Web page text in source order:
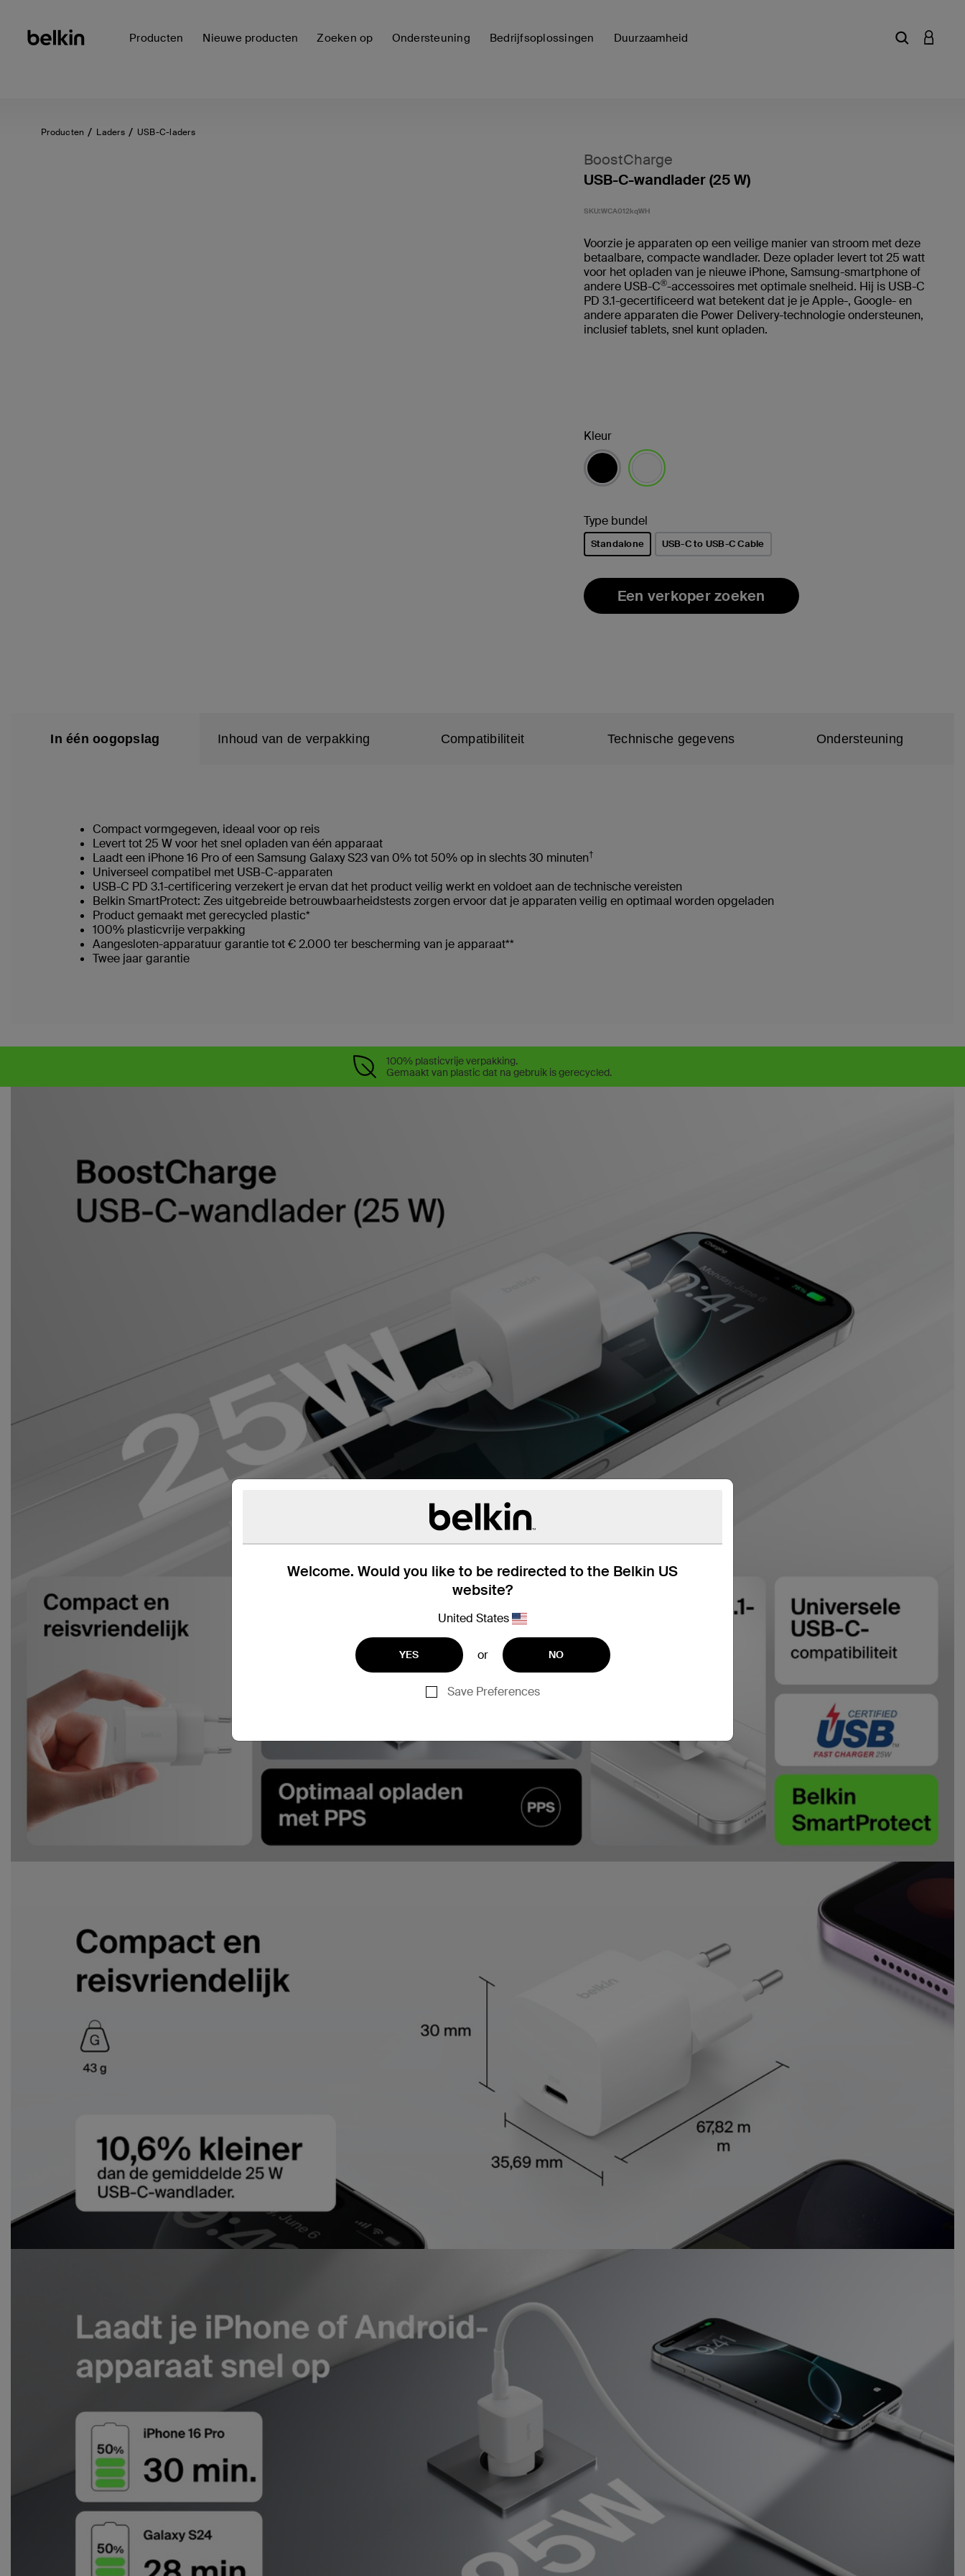
Producten Nieuwe producten Zoeken op Ondersteuning Bedrijfsoplossingen Duurzaamheid Zoekterm of
Welcome. Would you like to be redirected to the Belkin US
website?
United States
YES or NO
Save Preferences
Producten Laders USB-C-laders
BoostCharge
USB-C-wandlader (25 W)
SKU:WCA012kqWH
Voorzie je apparaten op een veilige manier van stroom met deze
betaalbare, compacte wandlader. Deze oplader levert tot 25 watt
voor het opladen van je nieuwe iPhone, Samsung-smartphone of
andere USB-C®-accessoires met optimale snelheid. Hij is USB-C
PD 3.1-gecertificeerd wat betekent dat je je Apple-, Google- en
andere apparaten die Power Delivery-technologie ondersteunen,
inclusief tablets, snel kunt opladen.
Kleur
Type bundel
Standalone USB-C to USB-C Cable
Een verkoper zoeken
In één oogopslag Inhoud van de verpakking Compatibiliteit Technische gegevens Ondersteuning
Compact vormgegeven, ideaal voor op reis
Levert tot 25 W voor het snel opladen van één apparaat
Laadt een iPhone 16 Pro of een Samsung Galaxy S23 van 0% tot 50% op in slechts 30 minuten†
Universeel compatibel met USB-C-apparaten
USB-C PD 3.1-certificering verzekert je ervan dat het product veilig werkt en voldoet aan de technische vereisten
Belkin SmartProtect: Zes uitgebreide betrouwbaarheidstests zorgen ervoor dat je apparaten veilig en optimaal worden opgeladen
Product gemaakt met gerecycled plastic*
100% plasticvrije verpakking
Aangesloten-apparatuur garantie tot € 2.000 ter bescherming van je apparaat**
Twee jaar garantie
100% plasticvrije verpakking.
Gemaakt van plastic dat na gebruik is gerecycled.